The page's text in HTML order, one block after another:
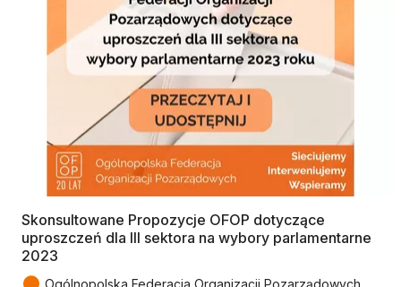
Skonsultowane Propozycje OFOP dotyczące
uproszczeń dla III sektora na wybory parlamentarne
2023